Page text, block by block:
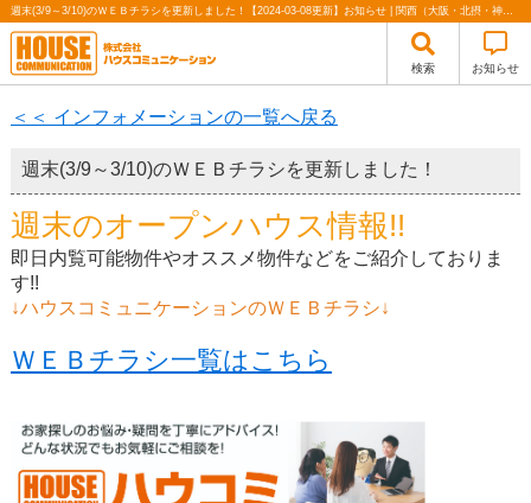
週末(3/9～3/10)のＷＥＢチラシを更新しました！【2024-03-08更新】お知らせ | 関西（大阪・北摂・神戸）・関東（東京）で不動産の購入・売却、注文住宅、リノベーションの事なら株式会社ハウスコミュニケーション
検索 お知らせ
＜＜ インフォメーションの一覧へ戻る
週末(3/9～3/10)のＷＥＢチラシを更新しました！
週末のオープンハウス情報!!
即日内覧可能物件やオススメ物件などをご紹介しておりま
す!!
↓ハウスコミュニケーションのＷＥＢチラシ↓
ＷＥＢチラシ一覧はこちら